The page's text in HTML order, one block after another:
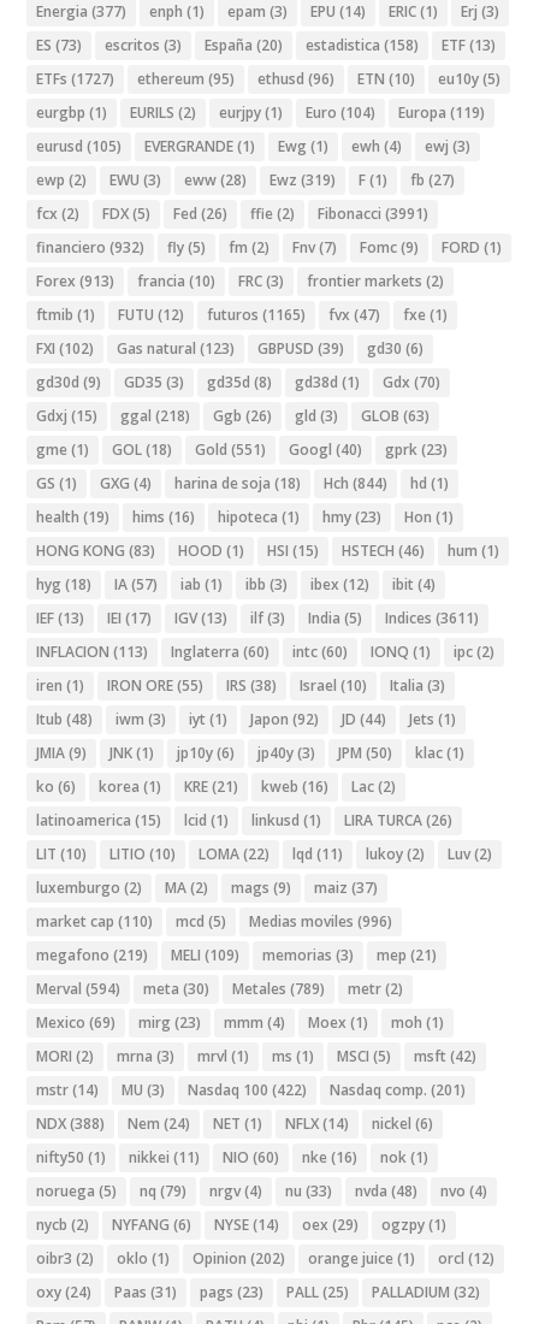
Energia (377) enph (1) epam (3) EPU (14) ERIC(1) Erj (3)
ES (73) escritos (3) España (20) estadistica (158) ETF(13)
ETFs (1727) ethereum (95) ethusd (96) ETN (10) eu10y(5)
eurgbp (1) EURILS (2) eurjpy(1) Euro (104) Europa (119)
eurusd (105) EVERGRANDE(1) Ewg (1) ewh (4) ewj (3)
ewp (2) EWU (3) eww(28) Ewz (319) F(1) fb (27)
fcx (2) FDX(5) Fed (26) ffie (2) Fibonacci (3991)
financiero (932) fly(5) fm (2) Fnv(7) Fomc(9) FORD (1)
Forex (913) francia (10) FRC(3) frontier markets (2)
ftmib (1) FUTU (12) futuros (1165) fvx (47) fxe (1)
FXI (102) Gas natural (123) GBPUSD (39) gd30 (6)
gd30d (9) GD35 (3) gd35d (8) gd38d (1) Gdx (70)
Gdxj (15) ggal (218) Ggb (26) gld (3) GLOB (63)
gme (1) GOL(18) Gold (551) Googl (40) gprk(23)
GS (1) GXG (4) harina de soja (18) Hch (844) hd (1)
health (19) hims (16) hipoteca (1) hmy(23) Hon (1)
HONG KONG (83) HOOD (1) HSI (15) HSTECH (46) hum (1)
hyg (18) IA(57) iab (1) ibb (3) ibex (12) ibit (4)
IEF(13) IEI (17) IGV(13) ilf(3) India (5) Indices (3611)
INFLACION (113) Inglaterra (60) intc(60) IONQ (1) ipc(2)
iren (1) IRON ORE(55) IRS (38) Israel (10) Italia (3)
Itub (48) iwm (3) iyt (1) Japon (92) JD (44) Jets (1)
JMIA(9) JNK(1) jp10y(6) jp40y(3) JPM (50) klac(1)
ko (6) korea (1) KRE(21) kweb (16) Lac(2)
latinoamerica (15) lcid (1) linkusd (1) LIRA TURCA(26)
LIT (10) LITIO (10) LOMA(22) lqd (11) lukoy(2) Luv(2)
luxemburgo (2) MA(2) mags (9) maiz (37)
market cap (110) mcd (5) Medias moviles (996)
megafono (219) MELI (109) memorias (3) mep (21)
Merval (594) meta (30) Metales (789) metr(2)
Mexico (69) mirg (23) mmm (4) Moex (1) moh (1)
MORI (2) mrna (3) mrvl (1) ms (1) MSCI (5) msft (42)
mstr(14) MU (3) Nasdaq 100 (422) Nasdaq comp. (201)
NDX(388) Nem (24) NET (1) NFLX(14) nickel (6)
nifty50 (1) nikkei (11) NIO (60) nke (16) nok(1)
noruega (5) nq (79) nrgv(4) nu (33) nvda (48) nvo (4)
nycb (2) NYFANG (6) NYSE(14) oex (29) ogzpy(1)
oibr3 (2) oklo (1) Opinion (202) orange juice (1) orcl (12)
oxy(24) Paas (31) pags (23) PALL(25) PALLADIUM (32)